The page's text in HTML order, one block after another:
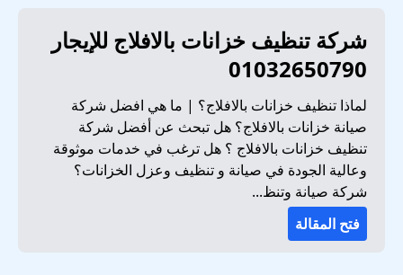
شركة تنظيف خزانات بالافلاج للإيجار
01032650790
لماذا تنظيف خزانات بالافلاج؟ | ما هي افضل شركة
صيانة خزانات بالافلاج؟ هل تبحث عن أفضل شركة
تنظيف خزانات بالافلاج ؟ هل ترغب في خدمات موثوقة
وعالية الجودة في صيانة و تنظيف وعزل الخزانات؟
شركة صيانة وتنظ...
فتح المقالة